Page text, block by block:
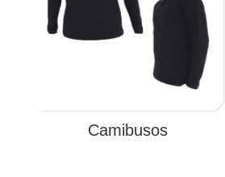
Camibusos